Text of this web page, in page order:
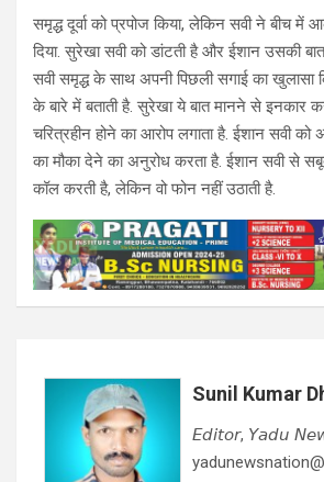
समृद्ध दूर्वा को प्रपोज किया, लेकिन सवी ने बीच
दिया. सुरेखा सवी को डांटती है और ईशान उसकी
सवी समृद्ध के साथ अपनी पिछली सगाई का खुलासा
के बारे में बताती है. सुरेखा ये बात मानने से इनकार
चरित्रहीन होने का आरोप लगाता है. ईशान सवी को
का मौका देने का अनुरोध करता है. ईशान सवी से
कॉल करती है, लेकिन वो फोन नहीं उठाती है.
Sunil Kumar
𝘌𝘥𝘪𝘵𝘰𝘳, 𝘠𝘢𝘥𝘶